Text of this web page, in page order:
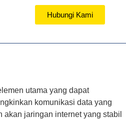
Hubungi Kami
utama yang dapat
komunikasi data yang
jaringan internet yang stabil